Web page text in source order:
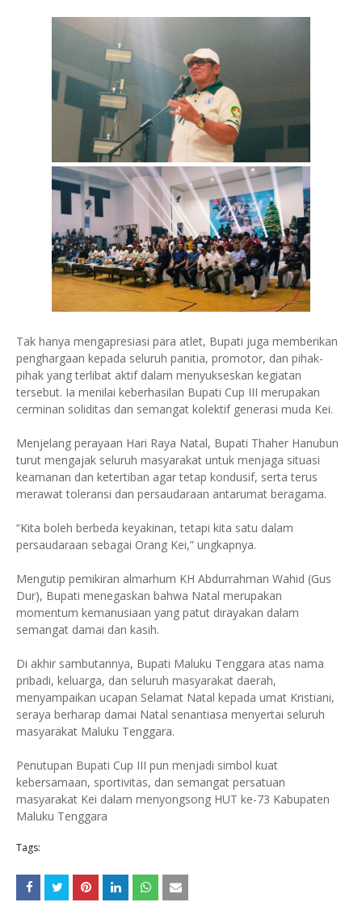
Tak hanya mengapresiasi para atlet, Bupati juga memberikan
penghargaan kepada seluruh panitia, promotor, dan pihak-
pihak yang terlibat aktif dalam menyukseskan kegiatan
tersebut. Ia menilai keberhasilan Bupati Cup III merupakan
cerminan soliditas dan semangat kolektif generasi muda Kei.
Menjelang perayaan Hari Raya Natal, Bupati Thaher Hanubun
turut mengajak seluruh masyarakat untuk menjaga situasi
keamanan dan ketertiban agar tetap kondusif, serta terus
merawat toleransi dan persaudaraan antarumat beragama.
“Kita boleh berbeda keyakinan, tetapi kita satu dalam
persaudaraan sebagai Orang Kei,” ungkapnya.
Mengutip pemikiran almarhum KH Abdurrahman Wahid (Gus
Dur), Bupati menegaskan bahwa Natal merupakan
momentum kemanusiaan yang patut dirayakan dalam
semangat damai dan kasih.
Di akhir sambutannya, Bupati Maluku Tenggara atas nama
pribadi, keluarga, dan seluruh masyarakat daerah,
menyampaikan ucapan Selamat Natal kepada umat Kristiani,
seraya berharap damai Natal senantiasa menyertai seluruh
masyarakat Maluku Tenggara.
Penutupan Bupati Cup III pun menjadi simbol kuat
kebersamaan, sportivitas, dan semangat persatuan
masyarakat Kei dalam menyongsong HUT ke-73 Kabupaten
Maluku Tenggara
Tags: